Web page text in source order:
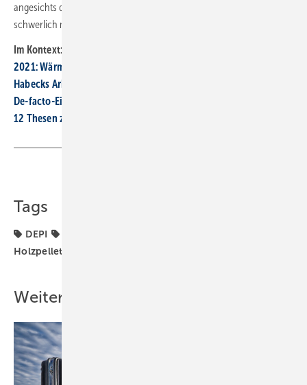
angesichts der aktuellen Verunsicherung der Energiemärkte
schwerlich möglich. ■
Im Kontext:
2021: Wärmepumpen heizen 50,6 % der neuen Wohngebäude
Habecks Arbeitsplan: bis 2024 jährlich 500 000 Wärmepumpen
De-facto-Einbauverbot für Öl und Gas schon ab 2024 ist richtig
12 Thesen zu Wasserstoff: Kein Nachfolger für Gas-Heizungen
Tags
DEPI
Holzpellets
Weitere Inhalte